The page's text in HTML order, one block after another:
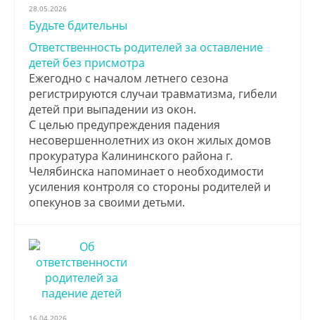
28.05.2026
Будьте бдительны
Ответственность родителей за оставление
детей без присмотра
Ежегодно с началом летнего сезона
регистрируются случаи травматизма, гибели
детей при выпадении из окон.
С целью предупреждения падения
несовершеннолетних из окон жилых домов
прокуратура Калининского района г.
Челябинска напоминает о необходимости
усиления контроля со стороны родителей и
опекунов за своими детьми.
16.04.2026